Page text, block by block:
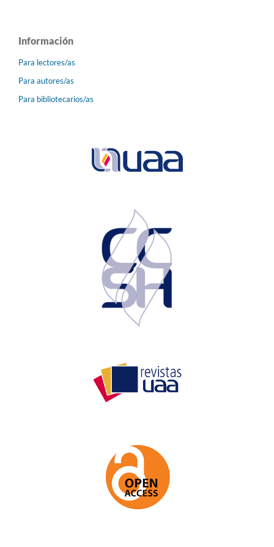
Información
Para lectores/as
Para autores/as
Para bibliotecarios/as